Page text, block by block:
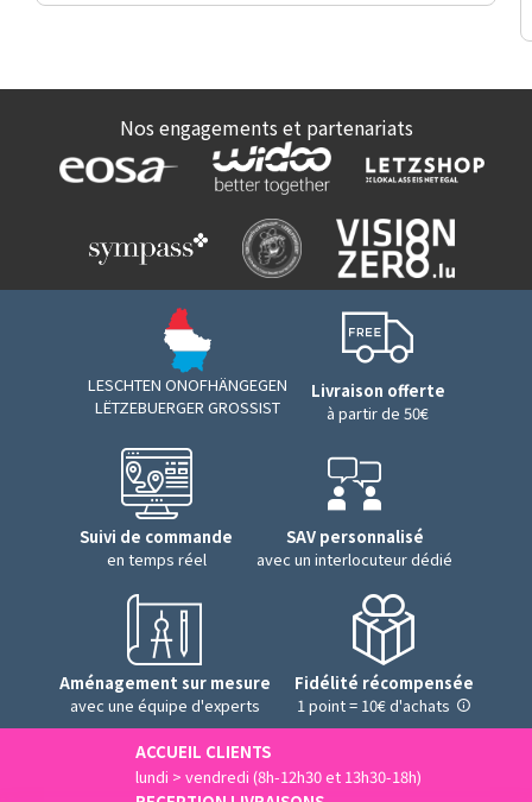
Nos engagements et partenariats
LESCHTEN ONOFHÄNGEGEN
LËTZEBUERGER GROSSIST
Livraison offerte
à partir de 50€
Suivi de commande
en temps réel
SAV personnalisé
avec un interlocuteur dédié
Aménagement sur mesure
avec une équipe d'experts
Fidélité récompensée
1 point = 10€ d'achats
ACCUEIL CLIENTS
lundi > vendredi (8h-12h30 et 13h30-18h)